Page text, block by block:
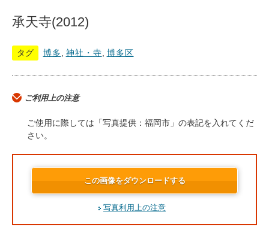
承天寺(2012)
タグ 博多 神社・寺 博多区
ご利用上の注意
ご使用に際しては「写真提供：福岡市」の表記を入れてくだ
さい。
この画像をダウンロードする
写真利用上の注意